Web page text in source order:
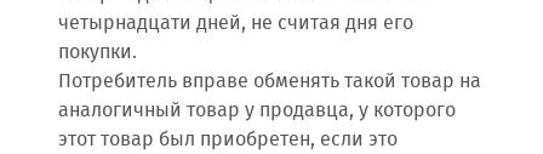
четырнадцати дней, не считая дня его
покупки.
Потребитель вправе обменять такой товар на
аналогичный товар у продавца, у которого
этот товар был приобретен, если это